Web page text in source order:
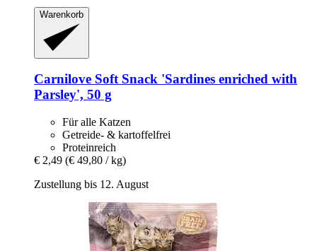
Warenkorb
Carnilove Soft Snack 'Sardines enriched with
Parsley', 50 g
Für alle Katzen
Getreide- & kartoffelfrei
Proteinreich
€ 2,49 (€ 49,80 / kg)
Zustellung bis 12. August